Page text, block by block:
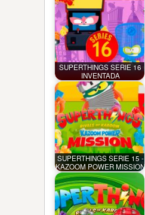
SUPERTHINGS SERIE 16
INVENTADA
SUPERTHINGS SERIE 15 -
KAZOOM POWER MISSION